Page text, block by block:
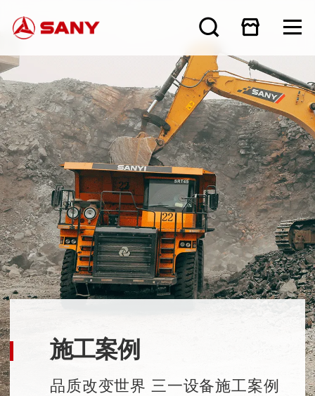
施工案例
品质改变世界 三一设备施工案例